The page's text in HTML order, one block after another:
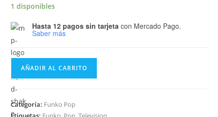
1 disponibles
Hasta 12 pagos sin tarjeta con Mercado Pago.
Saber más
Funko
Television
NETFLIX
The
AÑADIR AL CARRITO
Categoría: Funko Pop